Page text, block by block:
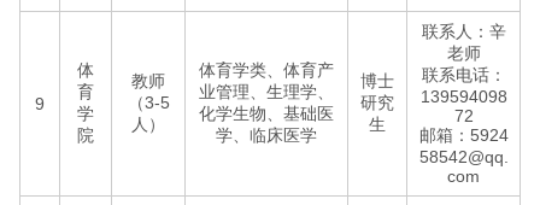
9
体
育
学
院
教师
（3-5
人）
体育学类、体育产
业管理、生理学、
化学生物、基础医
学、临床医学
博士
研究
生
联系人：辛
老师
联系电话：
139594098
72
邮箱：5924
58542@qq.
com